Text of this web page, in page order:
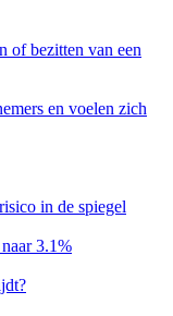
of bezitten van een
en voelen zich
in de spiegel
3.1%